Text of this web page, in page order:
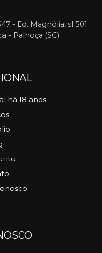
- Ed. Magnólia, sl 501
- Palhoça (SC)
há 18 anos